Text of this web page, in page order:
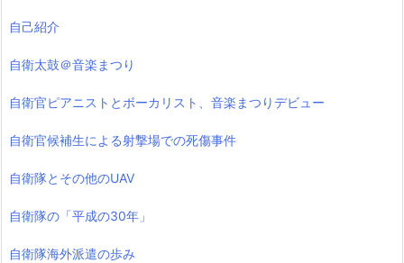
自己紹介
自衛太鼓＠音楽まつり
自衛官ピアニストとボーカリスト、音楽まつりデビュー
自衛官候補生による射撃場での死傷事件
自衛隊とその他のUAV
自衛隊の「平成の30年」
自衛隊海外派遣の歩み